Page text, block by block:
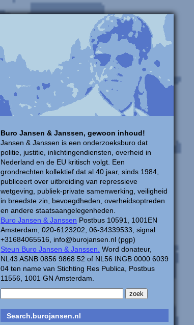
Buro Jansen & Janssen, gewoon inhoud!
Jansen & Janssen is een onderzoeksburo dat
politie, justitie, inlichtingendiensten, overheid in
Nederland en de EU kritisch volgt. Een
grondrechten kollektief dat al 40 jaar, sinds 1984,
publiceert over uitbreiding van repressieve
wetgeving, publiek-private samenwerking, veiligheid
in breedste zin, bevoegdheden, overheidsoptreden
en andere staatsaangelegenheden.
Buro Jansen & Janssen Postbus 10591, 1001EN
Amsterdam, 020-6123202, 06-34339533, signal
+31684065516, info@burojansen.nl (pgp)
Steun Buro Jansen & Janssen. Word donateur,
NL43 ASNB 0856 9868 52 of NL56 INGB 0000 6039
04 ten name van Stichting Res Publica, Postbus
11556, 1001 GN Amsterdam.
Search.burojansen.nl